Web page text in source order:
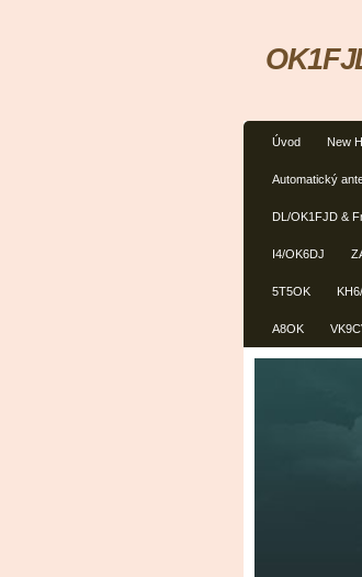
Úvod New
Automatický
DL/OK1FJD &
I4/OK6DJ
5T5OK
A8OK